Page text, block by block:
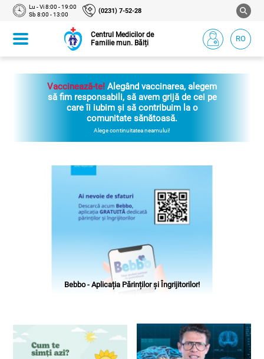
Lu - Vi 8:00 - 19:00
Sb 8:00 - 13:00
(0231) 7-52-28
Centrul Medicilor de
Familie mun. Bălți
RO
Vaccinează-te! Alegând vaccinarea, alegem
să fim responsabili, să avem grijă de cei pe
care îi iubim și să contribuim la o
comunitate sănătoasă.
Alege continuitatea neamului!
Bebbo - Aplicația Părinților și Îngrijitorilor!